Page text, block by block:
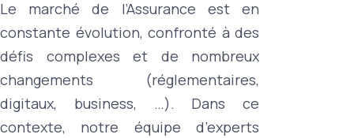
Le marché de l’Assurance est en
constante évolution, confronté à des
défis complexes et de nombreux
changements (réglementaires,
digitaux, business, …). Dans ce
contexte, notre équipe d’experts